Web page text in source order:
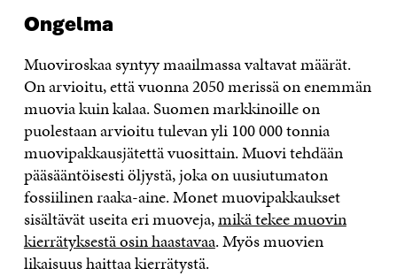
Ongelma
Muoviroskaa syntyy maailmassa valtavat määrät.
On arvioitu, että vuonna 2050 merissä on enemmän
muovia kuin kalaa. Suomen markkinoille on
puolestaan arvioitu tulevan yli 100 000 tonnia
muovipakkausjätettä vuosittain. Muovi tehdään
pääsääntöisesti öljystä, joka on uusiutumaton
fossiilinen raaka-aine. Monet muovipakkaukset
sisältävät useita eri muoveja,mikä tekee muovin
kierrätyksestä osin haastavaa. Myös muovien
likaisuus haittaa kierrätystä.